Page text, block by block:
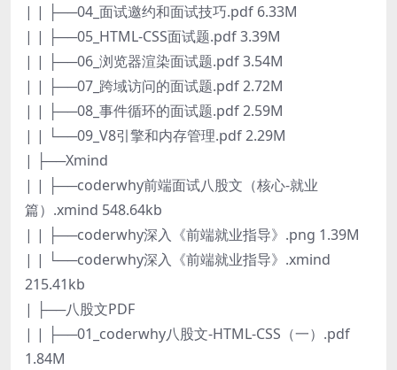
| | ├──04_面试邀约和面试技巧.pdf 6.33M
| | ├──05_HTML-CSS面试题.pdf 3.39M
| | ├──06_浏览器渲染面试题.pdf 3.54M
| | ├──07_跨域访问的面试题.pdf 2.72M
| | ├──08_事件循环的面试题.pdf 2.59M
| | └──09_V8引擎和内存管理.pdf 2.29M
| ├──Xmind
| | ├──coderwhy前端面试八股文（核心-就业
篇）.xmind 548.64kb
| | ├──coderwhy深入《前端就业指导》.png 1.39M
| | └──coderwhy深入《前端就业指导》.xmind
215.41kb
| ├──八股文PDF
| | ├──01_coderwhy八股文-HTML-CSS（一）.pdf
1.84M